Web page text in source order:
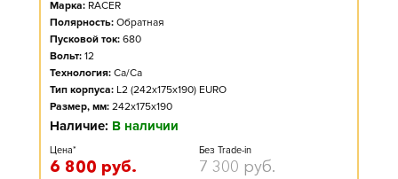
Марка: RACER
Полярность: Обратная
Пусковой ток: 680
Вольт: 12
Технология: Ca/Ca
Тип корпуса: L2 (242x175x190) EURO
Размер, мм: 242x175x190
Наличие: В наличии
Цена*
6 800 руб.
Без Trade-in
7 300 руб.